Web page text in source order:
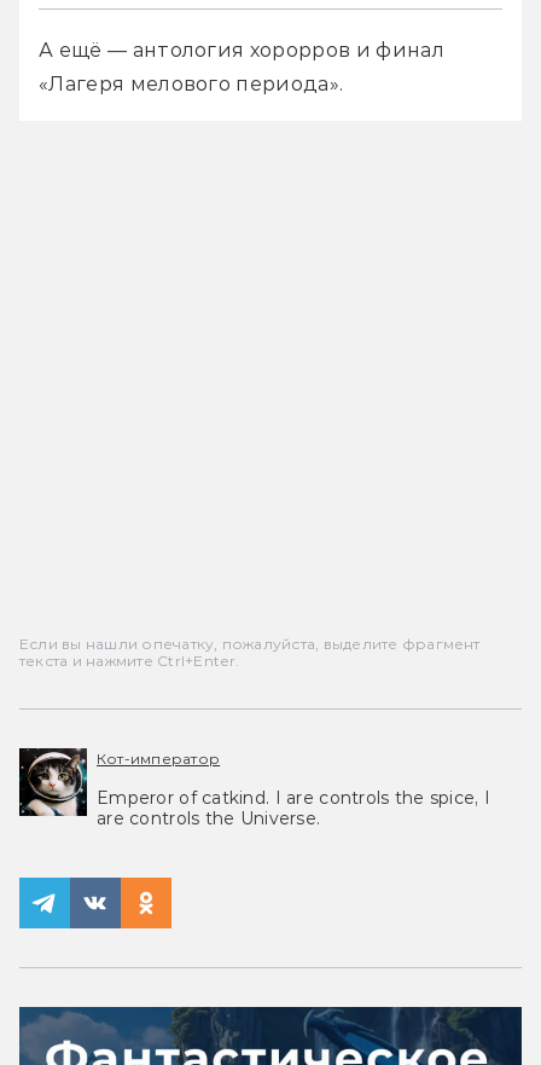
А ещё — антология хорорров и финал
«Лагеря мелового периода».
Если вы нашли опечатку, пожалуйста, выделите фрагмент
текста и нажмите Ctrl+Enter.
Кот-император
Emperor of catkind. I are controls the spice, I
are controls the Universe.